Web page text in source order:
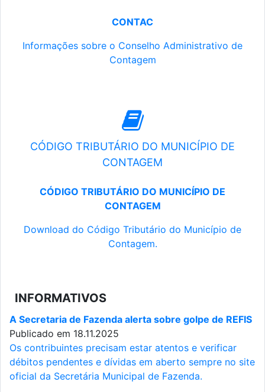
CONTAC
Informações sobre o Conselho Administrativo de
Contagem
CÓDIGO TRIBUTÁRIO DO MUNICÍPIO DE
CONTAGEM
CÓDIGO TRIBUTÁRIO DO MUNICÍPIO DE
CONTAGEM
Download do Código Tributário do Município de
Contagem.
INFORMATIVOS
A Secretaria de Fazenda alerta sobre golpe de REFIS
Publicado em 18.11.2025
Os contribuintes precisam estar atentos e verificar
débitos pendentes e dívidas em aberto sempre no site
oficial da Secretária Municipal de Fazenda.